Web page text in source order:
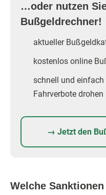
…oder nutzen
Bußgeldrechner!
aktueller
kostenlos online
schnell und einfach
Fahrverbote drohen
→ Jetzt den
Welche